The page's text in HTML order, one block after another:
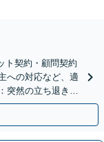
ト契約・顧問契約
への対応など、適
突然の立ち退き要
談を」